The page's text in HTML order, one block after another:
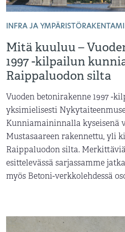
INFRA JA
Mitä kuuluu –
1997 -kilpailun
Raippaluodon silta
Vuoden betonirakenne 1997 -
yksimielisesti
Kunniamaininnalla kyseisenä
Mustasaareen rakennettu, yli
Raippaluodon silta.
esittelevässä sarjassamme
myös Betoni-verkkolehdessä